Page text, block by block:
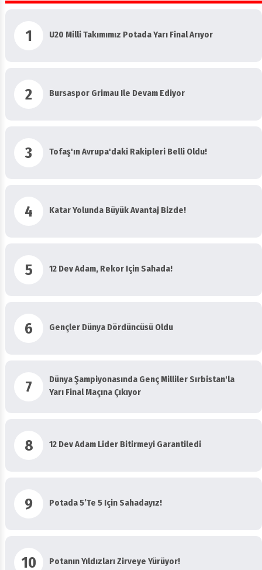
1 U20 Milli Takımımız Potada Yarı Final Arıyor
2 Bursaspor Grimau Ile Devam Ediyor
3 Tofaş'ın Avrupa'daki Rakipleri Belli Oldu!
4 Katar Yolunda Büyük Avantaj Bizde!
5 12 Dev Adam, Rekor Için Sahada!
6 Gençler Dünya Dördüncüsü Oldu
7
Dünya Şampiyonasında Genç Milliler Sırbistan'la
Yarı Final Maçına Çıkıyor
8 12 Dev Adam Lider Bitirmeyi Garantiledi
9 Potada 5’te 5 Için Sahadayız!
10 Potanın Yıldızları Zirveye Yürüyor!